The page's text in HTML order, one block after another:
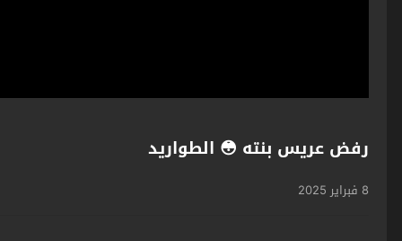
رفض عريس بنته 😳 الطواريد
8 فبراير 2025